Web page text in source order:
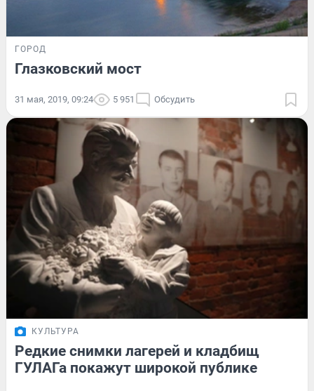
ГОРОД
Глазковский мост
31 мая, 2019, 09:24 5 951 Обсудить
КУЛЬТУРА
Редкие снимки лагерей и кладбищ
ГУЛАГа покажут широкой публике